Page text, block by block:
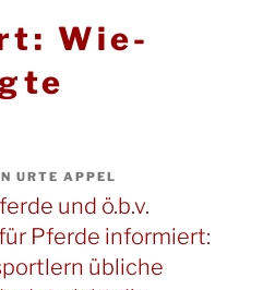
Wie-
URTE APPEL
und ö.b.v.
Pferde informiert:
übliche